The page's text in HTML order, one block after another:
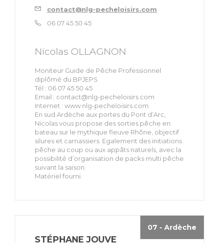
contact@nlg-pecheloisirs.com
06 07 45 50 45
Nicolas OLLAGNON
Moniteur Guide de Pêche Professionnel
diplômé du BPJEPS
Tél : 06 07 45 50 45
Email : contact@nlg-pecheloisirs.com
Internet : www.nlg-pecheloisirs.com
En sud Ardèche aux portes du Pont d’Arc,
Nicolas vous propose des sorties pêche en
bateau sur le mythique fleuve Rhône, objectif
silures et carnassiers. Egalement des initiations
pêche au coup ou aux appâts naturels, avec la
possibilité d’organisation de packs multi pêche
suivant la saison.
Matériel fourni.
07 - Ardèche
STÉPHANE JOUVE